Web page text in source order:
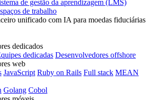
de gestão da aprendizagem (LMS)
de trabalho
unificado com IA para moedas fiduciárias
dedicados
dedicadas Desenvolvedores offshore
web
JavaScript Ruby on Rails Full stack MEAN
Golang Cobol